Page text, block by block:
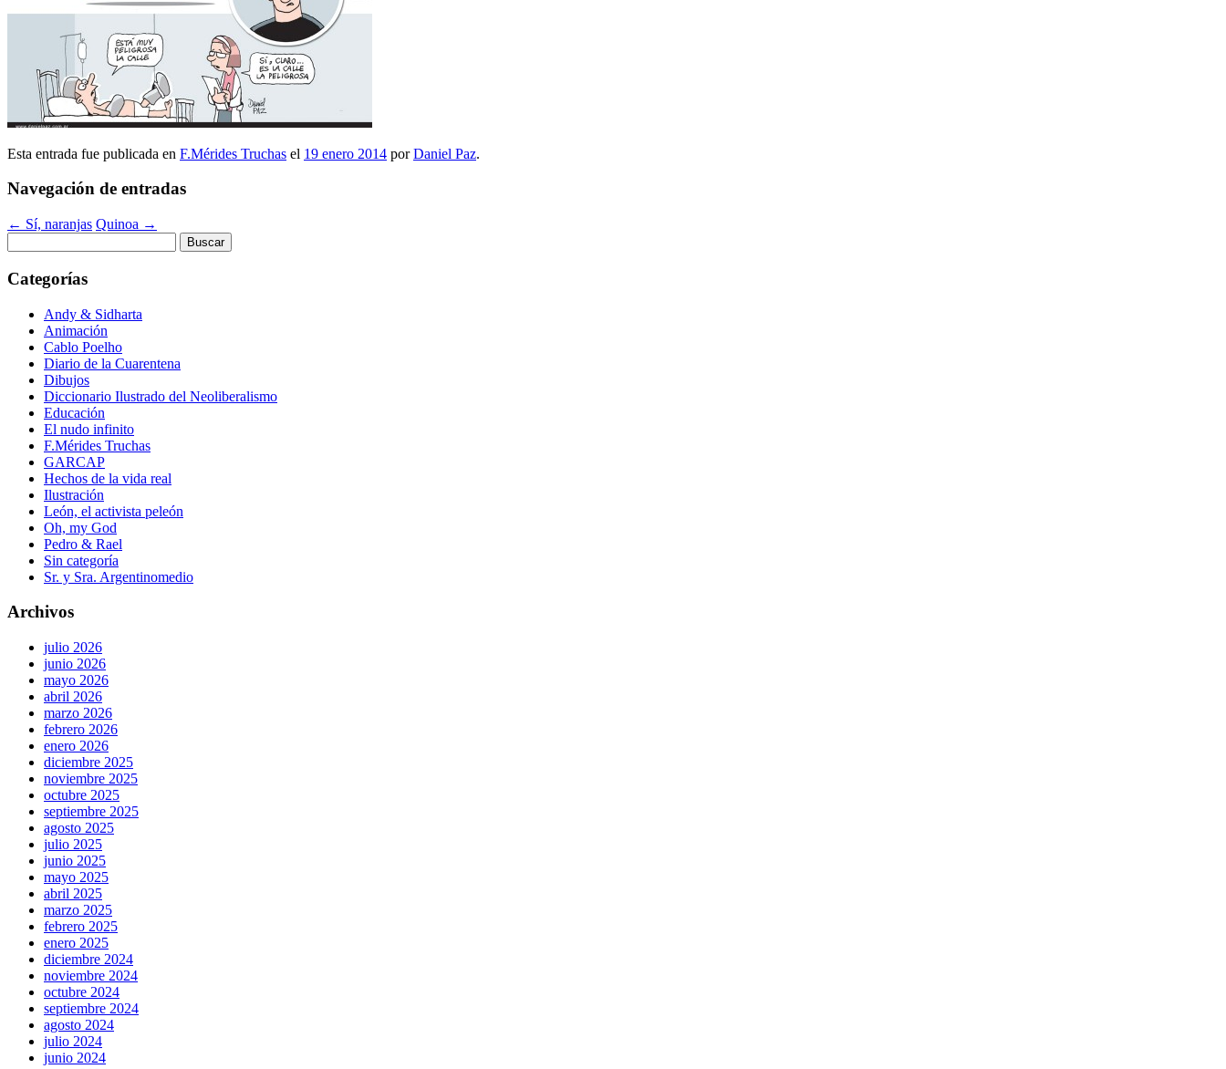
Esta entrada fue publicada en F.Mérides Truchas el 19 enero 2014 porDaniel Paz.
Navegación de entradas
← Sí, naranjas Quinoa →
Categorías
Andy & Sidharta
Animación
Cablo Poelho
Diario de la Cuarentena
Dibujos
Diccionario Ilustrado del Neoliberalismo
Educación
El nudo infinito
F.Mérides Truchas
GARCAP
Hechos de la vida real
Ilustración
León, el activista peleón
Oh, my God
Pedro & Rael
Sin categoría
Sr. y Sra. Argentinomedio
Archivos
julio 2026
junio 2026
mayo 2026
abril 2026
marzo 2026
febrero 2026
enero 2026
diciembre 2025
noviembre 2025
octubre 2025
septiembre 2025
agosto 2025
julio 2025
junio 2025
mayo 2025
abril 2025
marzo 2025
febrero 2025
enero 2025
diciembre 2024
noviembre 2024
octubre 2024
septiembre 2024
agosto 2024
julio 2024
junio 2024